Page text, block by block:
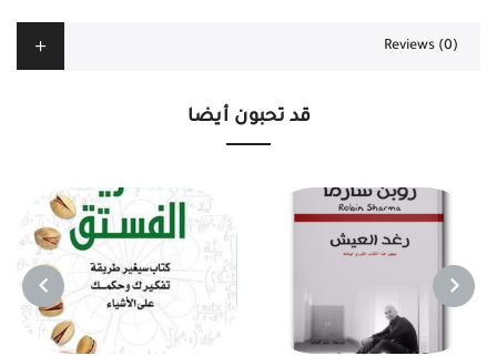
Reviews (0)
قد تحبون أيضا
PREVIOUS
NEXT